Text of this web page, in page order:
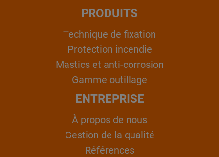
PRODUITS
Technique de fixation
Protection incendie
Mastics et anti-corrosion
Gamme outillage
ENTREPRISE
À propos de nous
Gestion de la qualité
Références